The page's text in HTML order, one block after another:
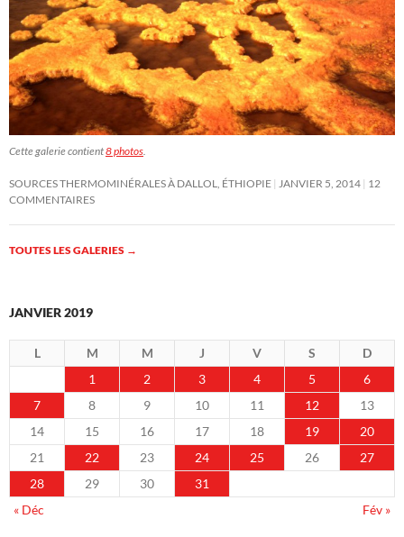
Cette galerie contient8 photos.
SOURCES THERMOMINÉRALES À DALLOL, ÉTHIOPIE JANVIER 5, 2014 12
COMMENTAIRES
TOUTES LES GALERIES →
JANVIER 2019
L M M J V S
D
1
2 3 4 5
6
7
8 9 10 11 12
13
14
15 16 17 18 19
20
21
22 23 24 25 26
27
28
29 30
31
« Déc
Fév »